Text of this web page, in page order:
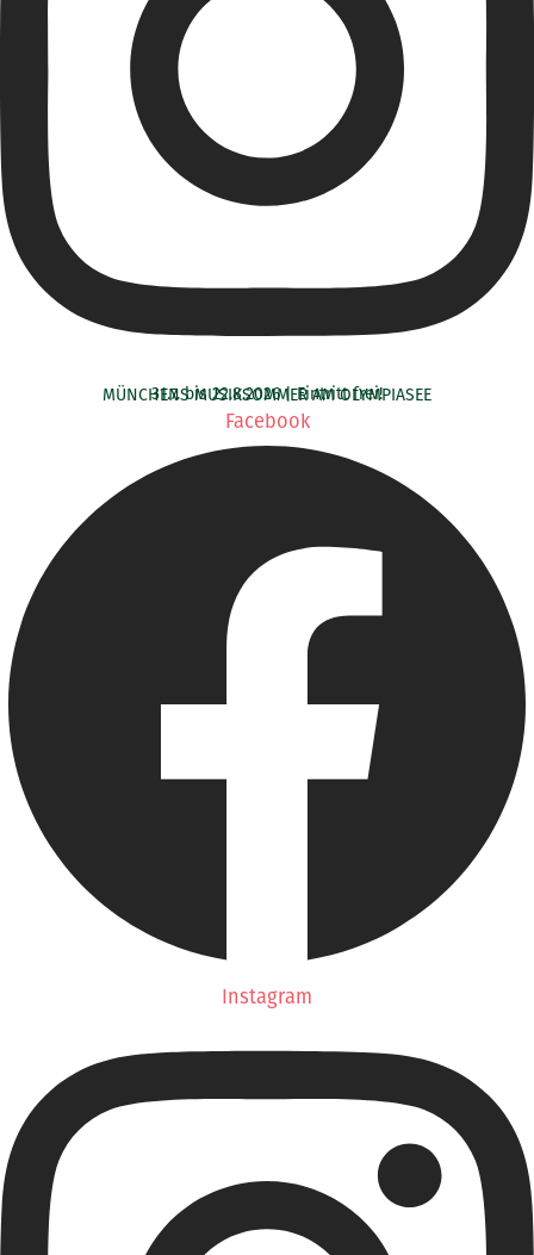
MÜNCHENS MUSIKSOMMER AM OLYMPIASEE
31.7. bis 22.8.2026 | Eintritt frei!
Facebook
Instagram